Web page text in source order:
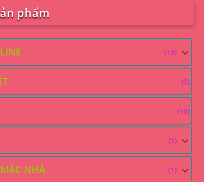
phẩm
(10)
(2)
(10)
(3)
NHÀ (1)